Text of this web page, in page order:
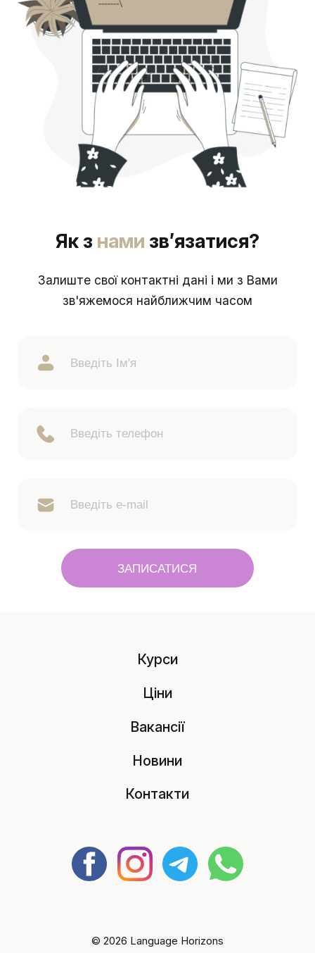
Як з нами зв’язатися?
Залиште свої контактні дані і ми з Вами
зв'яжемося найближчим часом
ЗАПИСАТИСЯ
Курси
Ціни
Вакансії
Новини
Контакти
© 2026 Language Horizons